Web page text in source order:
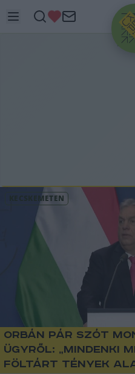
KECSKEMÉTEN
Orbán pár szót
ügyről: „mindenki
föltárt tények